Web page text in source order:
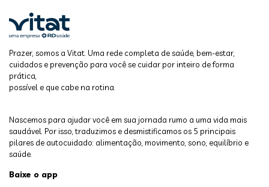
Prazer, somos a Vitat. Uma rede completa de saúde, bem-estar,
cuidados e prevenção para você se cuidar por inteiro de forma
prática,
possível e que cabe na rotina.
Nascemos para ajudar você em sua jornada rumo a uma vida mais
saudável. Por isso, traduzimos e desmistificamos os 5 principais
pilares de autocuidado: alimentação, movimento, sono, equilíbrio e
saúde.
Baixe o app